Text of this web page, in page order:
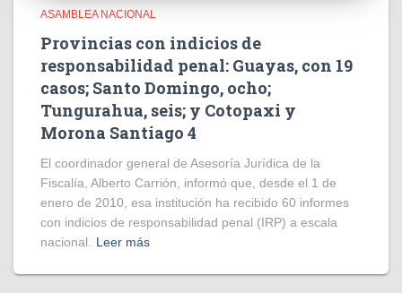
ASAMBLEA NACIONAL
Provincias con indicios de
responsabilidad penal: Guayas, con 19
casos; Santo Domingo, ocho;
Tungurahua, seis; y Cotopaxi y
Morona Santiago 4
El coordinador general de Asesoría Jurídica de la
Fiscalía, Alberto Carrión, informó que, desde el 1 de
enero de 2010, esa institución ha recibido 60 informes
con indicios de responsabilidad penal (IRP) a escala
nacional.
Leer más